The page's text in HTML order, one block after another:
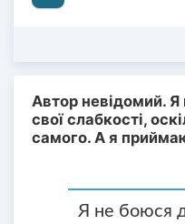
Автор невідомий.
свої слабкості,
самого. А я
Я не боюся